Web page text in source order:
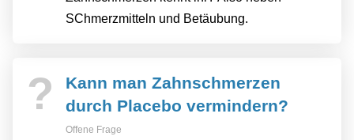
SChmerzmitteln und Betäubung.
?
Kann man Zahnschmerzen
durch Placebo vermindern?
Offene Frage